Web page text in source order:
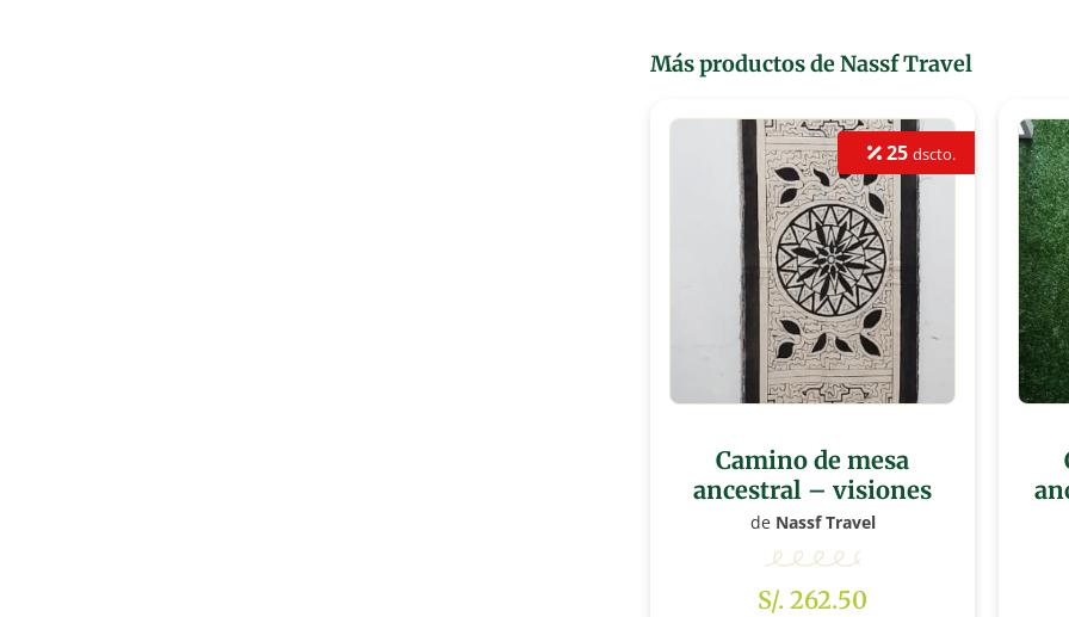
Más productos de Nassf Travel
S/. 25 dscto.
25 dscto.
Camino de mesa
ancestral – visiones
de Nassf Travel
S/. 262.50